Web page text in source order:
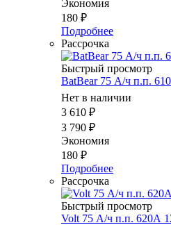
Экономия
180 ₽
Подробнее
Рассрочка
Быстрый просмотр
BatBear 75 А/ч п.п.
Нет в наличии
3 610 ₽
3 790 ₽
Экономия
180 ₽
Подробнее
Рассрочка
Быстрый просмотр
Volt 75 А/ч п.п. 620А